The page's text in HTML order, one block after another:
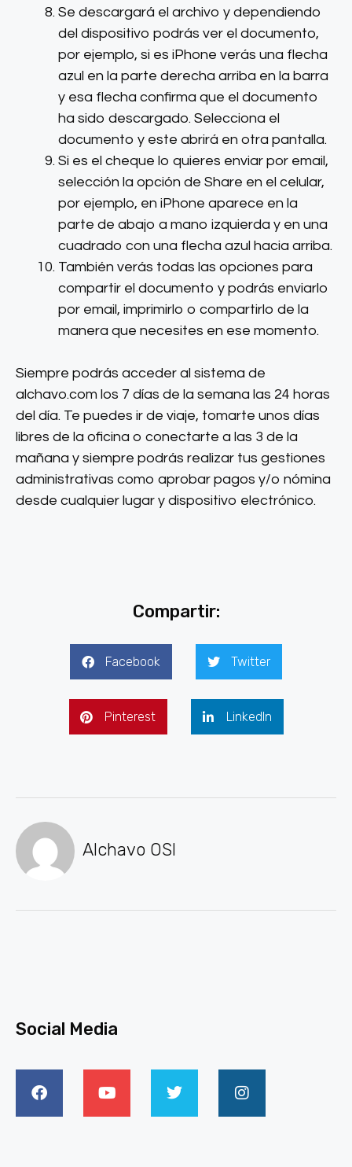
Se descargará el archivo y dependiendo
del dispositivo podrás ver el documento,
por ejemplo, si es iPhone verás una flecha
azul en la parte derecha arriba en la barra
y esa flecha confirma que el documento
ha sido descargado. Selecciona el
documento y este abrirá en otra pantalla.
Si es el cheque lo quieres enviar por email,
selección la opción de Share en el celular,
por ejemplo, en iPhone aparece en la
parte de abajo a mano izquierda y en una
cuadrado con una flecha azul hacia arriba.
También verás todas las opciones para
compartir el documento y podrás enviarlo
por email, imprimirlo o compartirlo de la
manera que necesites en ese momento.
Siempre podrás acceder al sistema de
alchavo.com los 7 días de la semana las 24 horas
del día. Te puedes ir de viaje, tomarte unos días
libres de la oficina o conectarte a las 3 de la
mañana y siempre podrás realizar tus gestiones
administrativas como aprobar pagos y/o nómina
desde cualquier lugar y dispositivo electrónico.
Compartir:
Facebook Twitter
Pinterest LinkedIn
Alchavo OSI
Social Media